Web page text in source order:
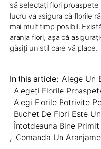
să selectați flori
lucru va asigura că florile
mai mult timp posibil.
aranja flori, așa că
găsiți un stil care vă place.
In this article: Alege Un
Alegeți Florile
Alegi Florile Potrivite
Buchet De Flori Este
Întotdeauna Bine Primit
, Comanda Un